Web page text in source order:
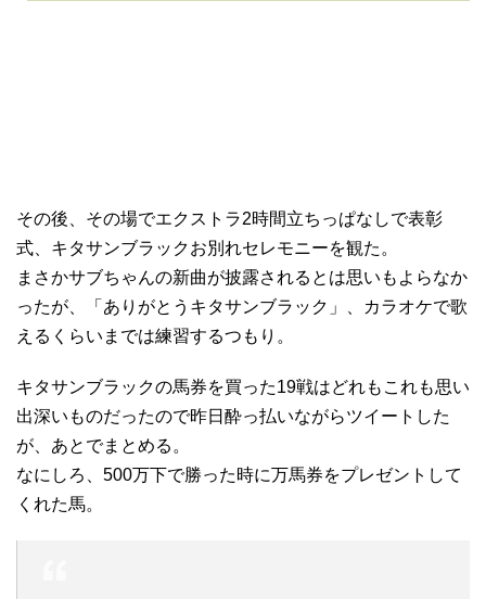
その後、その場でエクストラ2時間立ちっぱなしで表彰
式、キタサンブラックお別れセレモニーを観た。
まさかサブちゃんの新曲が披露されるとは思いもよらなか
ったが、「ありがとうキタサンブラック」、カラオケで歌
えるくらいまでは練習するつもり。
キタサンブラックの馬券を買った19戦はどれもこれも思い
出深いものだったので昨日酔っ払いながらツイートした
が、あとでまとめる。
なにしろ、500万下で勝った時に万馬券をプレゼントして
くれた馬。